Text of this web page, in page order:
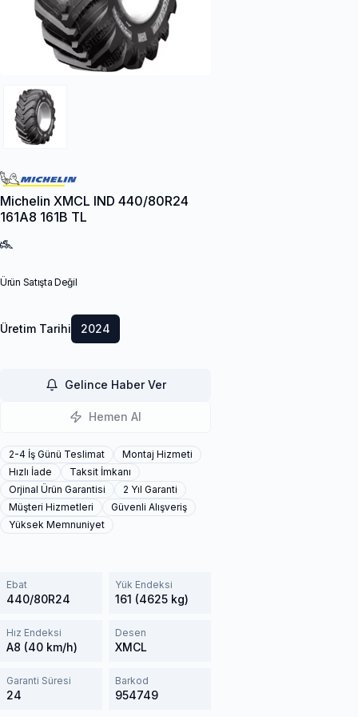
Michelin XMCL IND 440/80R24
161A8 161B TL
Ürün Satışta Değil
Üretim Tarihi 2024
Gelince Haber Ver
Hemen Al
2-4 İş Günü Teslimat
Montaj Hizmeti
Hızlı İade
Taksit İmkanı
Orjinal Ürün Garantisi
2 Yıl Garanti
Müşteri Hizmetleri
Güvenli Alışveriş
Yüksek Memnuniyet
Ebat
440/80R24
Yük Endeksi
161 (4625 kg)
Hız Endeksi
A8 (40 km/h)
Desen
XMCL
Garanti Süresi
24
Barkod
954749